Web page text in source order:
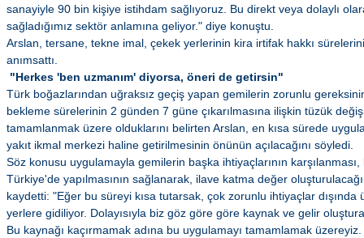
sanayiyle 90 bin kişiye istihdam sağlıyoruz. Bu direkt veya dolaylı
sağladığımız sektör anlamına geliyor." diye konuştu.
Arslan, tersane, tekne imal, çekek yerlerinin kira irtifak hakkı sürelerinin
anımsattı.
"Herkes 'ben uzmanım' diyorsa, öneri de getirsin"
Türk boğazlarından uğraksız geçiş yapan gemilerin zorunlu
bekleme sürelerinin 2 günden 7 güne çıkarılmasına ilişkin tüzük
tamamlanmak üzere olduklarını belirten Arslan, en kısa sürede
yakıt ikmal merkezi haline getirilmesinin önünün açılacağını söyledi.
Söz konusu uygulamayla gemilerin başka ihtiyaçlarının karşılanması,
Türkiye'de yapılmasının sağlanarak, ilave katma değer
kaydetti: "Eğer bu süreyi kısa tutarsak, çok zorunlu ihtiyaçlar
yerlere gidiliyor. Dolayısıyla biz göz göre göre kaynak ve gelir
Bu kaynağı kaçırmamak adına bu uygulamayı tamamlamak